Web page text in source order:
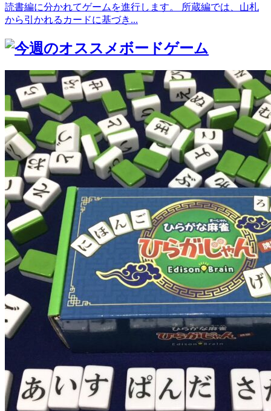
読書編に分かれてゲームを進行します。 所蔵編では、山札
から引かれるカードに基づき...